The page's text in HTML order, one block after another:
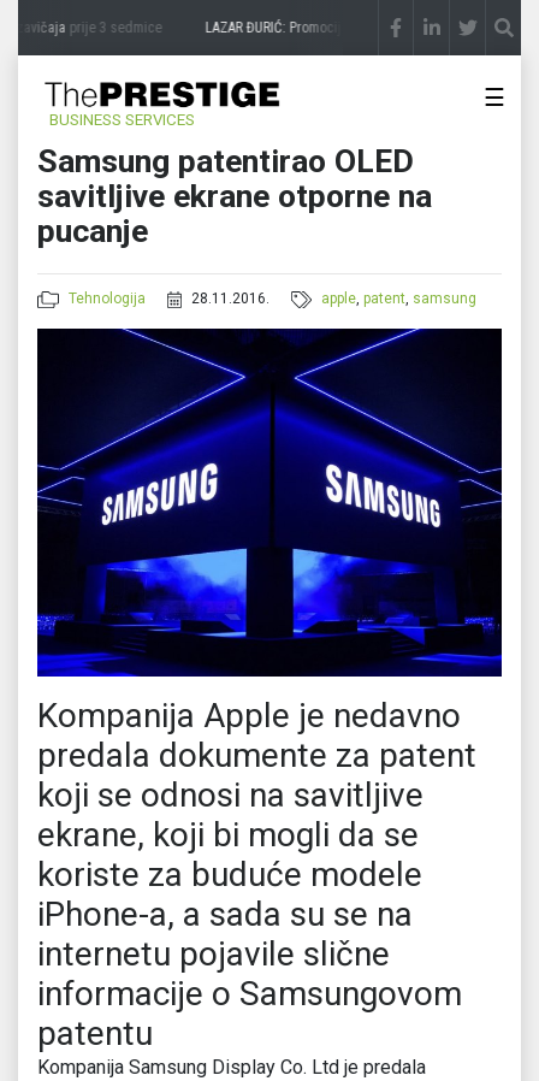
zavičajaprije 3 sedmice LAZAR ĐURIĆ: Promocija potencijal pretvara u destinaciju
BUSINESS SERVICES
☰
Samsung patentirao OLED
savitljive ekrane otporne na
pucanje
Tehnologija 28.11.2016. apple,patent, samsung
Kompanija Apple je nedavno
predala dokumente za patent
koji se odnosi na savitljive
ekrane, koji bi mogli da se
koriste za buduće modele
iPhone-a, a sada su se na
internetu pojavile slične
informacije o Samsungovom
patentu
Kompanija Samsung Display Co. Ltd je predala